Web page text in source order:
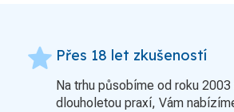
grade Přes 18 let zkušeností
Na trhu působíme od roku 2003
dlouholetou praxí, Vám